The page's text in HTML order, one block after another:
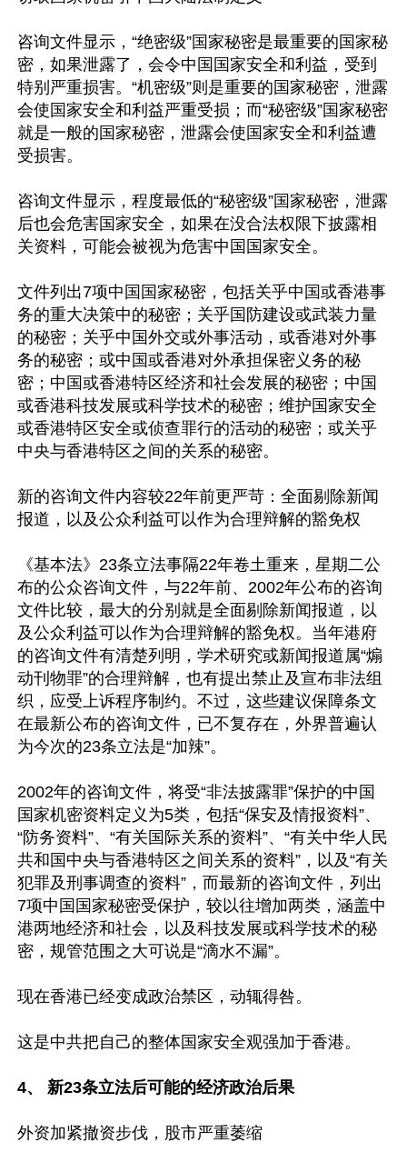
咨询文件显示，“绝密级”国家秘密是最重要的国家秘
密，如果泄露了，会令中国国家安全和利益，受到
特别严重损害。“机密级”则是重要的国家秘密，泄露
会使国家安全和利益严重受损；而“秘密级”国家秘密
就是一般的国家秘密，泄露会使国家安全和利益遭
受损害。
咨询文件显示，程度最低的“秘密级”国家秘密，泄露
后也会危害国家安全，如果在没合法权限下披露相
关资料，可能会被视为危害中国国家安全。
文件列出7项中国国家秘密，包括关乎中国或香港事
务的重大决策中的秘密；关乎国防建设或武装力量
的秘密；关乎中国外交或外事活动，或香港对外事
务的秘密；或中国或香港对外承担保密义务的秘
密；中国或香港特区经济和社会发展的秘密；中国
或香港科技发展或科学技术的秘密；维护国家安全
或香港特区安全或侦查罪行的活动的秘密；或关乎
中央与香港特区之间的关系的秘密。
新的咨询文件内容较22年前更严苛：全面剔除新闻
报道，以及公众利益可以作为合理辩解的豁免权
《基本法》23条立法事隔22年卷土重来，星期二公
布的公众咨询文件，与22年前、2002年公布的咨询
文件比较，最大的分别就是全面剔除新闻报道，以
及公众利益可以作为合理辩解的豁免权。当年港府
的咨询文件有清楚列明，学术研究或新闻报道属“煽
动刊物罪”的合理辩解，也有提出禁止及宣布非法组
织，应受上诉程序制约。不过，这些建议保障条文
在最新公布的咨询文件，已不复存在，外界普遍认
为今次的23条立法是“加辣”。
2002年的咨询文件，将受“非法披露罪”保护的中国
国家机密资料定义为5类，包括“保安及情报资料”、
“防务资料”、“有关国际关系的资料”、“有关中华人民
共和国中央与香港特区之间关系的资料”，以及“有关
犯罪及刑事调查的资料”，而最新的咨询文件，列出
7项中国国家秘密受保护，较以往增加两类，涵盖中
港两地经济和社会，以及科技发展或科学技术的秘
密，规管范围之大可说是“滴水不漏”。
现在香港已经变成政治禁区，动辄得咎。
这是中共把自己的整体国家安全观强加于香港。
4、 新23条立法后可能的经济政治后果
外资加紧撤资步伐，股市严重萎缩